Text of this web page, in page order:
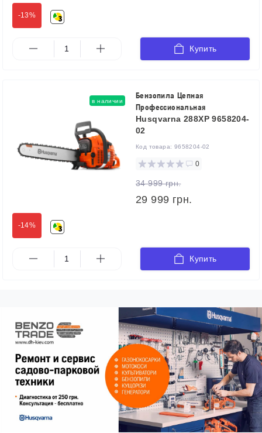
-13%
Купить
-14%
в наличии
Бензопила Цепная
Профессиональная
Husqvarna 288XP 9658204-
02
Код товара: 9658204-02
0
34 999 грн.
29 999 грн.
Купить